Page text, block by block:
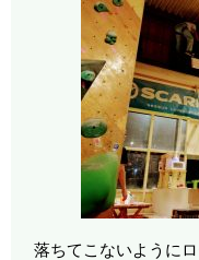
落ちてこないように